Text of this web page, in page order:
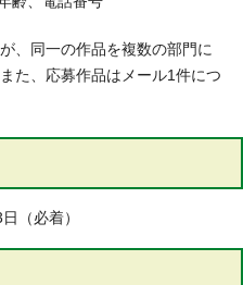
、同一の作品を複数の部門に
た、応募作品はメール1件につ
（必着）